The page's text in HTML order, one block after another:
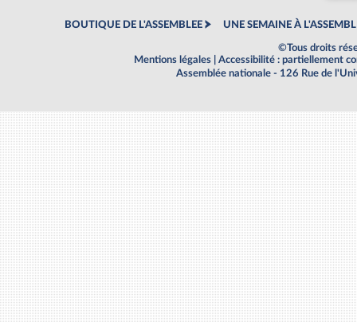
BOUTIQUE DE L'ASSEMBLEE UNE SEMAINE À
©Tous droits
Mentions légales
Accessibilité : partiellement
Assemblée nationale - 126 Rue de